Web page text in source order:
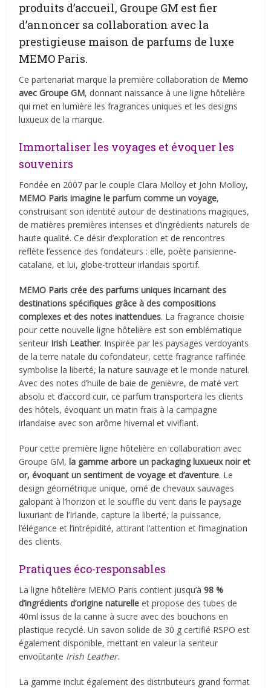
produits d’accueil, Groupe GM est fier
d’annoncer sa collaboration avec la
prestigieuse maison de parfums de luxe
MEMO Paris.
Ce partenariat marque la première collaboration de Memo
avec Groupe GM, donnant naissance à une ligne hôtelière
qui met en lumière les fragrances uniques et les designs
luxueux de la marque.
Immortaliser les voyages et évoquer les
souvenirs
Fondée en 2007 par le couple Clara Molloy et John Molloy,
MEMO Paris imagine le parfum comme un voyage,
construisant son identité autour de destinations magiques,
de matières premières intenses et d’ingrédients naturels de
haute qualité. Ce désir d’exploration et de rencontres
reflète l’essence des fondateurs : elle, poète parisienne-
catalane, et lui, globe-trotteur irlandais sportif.
MEMO Paris crée des parfums uniques incarnant des
destinations spécifiques grâce à des compositions
complexes et des notes inattendues. La fragrance choisie
pour cette nouvelle ligne hôtelière est son emblématique
senteur Irish Leather. Inspirée par les paysages verdoyants
de la terre natale du cofondateur, cette fragrance raffinée
symbolise la liberté, la nature sauvage et le monde naturel.
Avec des notes d’huile de baie de genièvre, de maté vert
absolu et d’accord cuir, ce parfum transportera les clients
des hôtels, évoquant un matin frais à la campagne
irlandaise avec son arôme hivernal et vivifiant.
Pour cette première ligne hôtelière en collaboration avec
Groupe GM,la gamme arbore un packaging luxueux noir et
or, évoquant un sentiment de voyage et d’aventure. Le
design géométrique unique, orné de chevaux sauvages
galopant à l’horizon et le souffle du vent dans le paysage
luxuriant de l’Irlande, capture la liberté, la puissance,
l’élégance et l’intrépidité, attirant l’attention et l’imagination
des clients.
Pratiques éco-responsables
La ligne hôtelière MEMO Paris contient jusqu’à 98 %
d’ingrédients d’origine naturelle et propose des tubes de
40ml issus de la canne à sucre avec des bouchons en
plastique recyclé. Un savon solide de 30 g certifié RSPO est
également disponible, mettant en valeur la senteur
envoûtante Irish Leather.
La gamme inclut également des distributeurs grand format